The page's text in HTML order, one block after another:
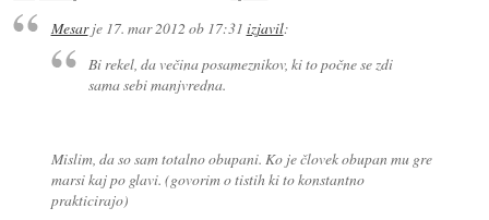
Mesarje 17. mar 2012 ob 17:31 izjavil:
Bi rekel, da večina posameznikov, ki to počne se zdi
sama sebi manjvredna.
Mislim, da so sam totalno obupani. Ko je človek obupan mu gre
marsi kaj po glavi. (govorim o tistih ki to konstantno
prakticirajo)